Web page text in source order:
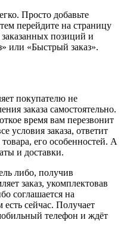
Просто добавьте
перейдите на страницу
позиций и
или «Быстрый заказ».
покупателю не
заказа самостоятельно.
время вам перезвонит
условия заказа, ответит
его особенностей. А
и доставки.
либо, получив
заказ, укомплектовав
соглашается на
сейчас. Получает
телефон и ждёт